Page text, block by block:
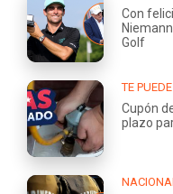
Con
Golf
TE
Cupón
plazo
NACIONAL